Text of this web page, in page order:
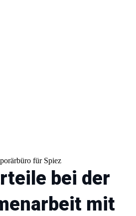
für Spiez
bei der
mit